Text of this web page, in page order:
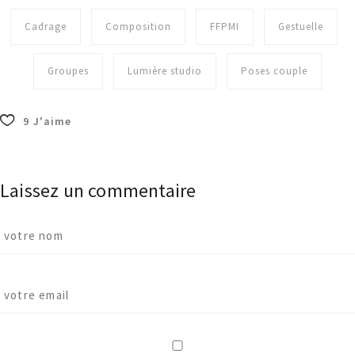
Cadrage Composition FFPMI Gestuelle
Groupes Lumière studio Poses couple
9 J'aime
Laissez un commentaire